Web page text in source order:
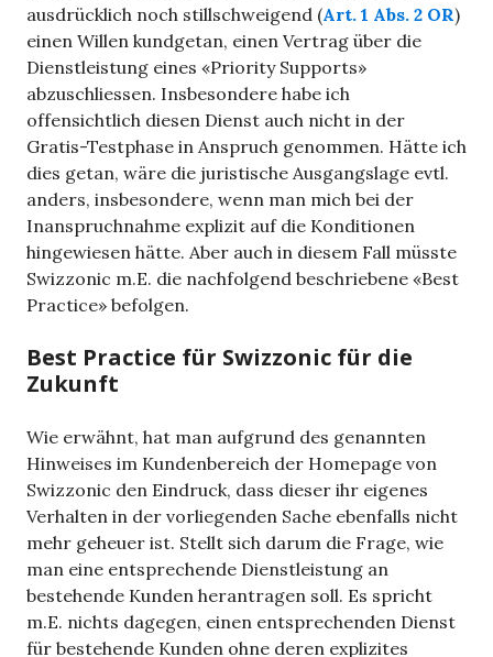
ausdrücklich noch stillschweigend (Art. 1 Abs. 2 OR)
einen Willen kundgetan, einen Vertrag über die
Dienstleistung eines «Priority Supports»
abzuschliessen. Insbesondere habe ich
offensichtlich diesen Dienst auch nicht in der
Gratis-Testphase in Anspruch genommen. Hätte ich
dies getan, wäre die juristische Ausgangslage evtl.
anders, insbesondere, wenn man mich bei der
Inanspruchnahme explizit auf die Konditionen
hingewiesen hätte. Aber auch in diesem Fall müsste
Swizzonic m.E. die nachfolgend beschriebene «Best
Practice» befolgen.
Best Practice für Swizzonic für die
Zukunft
Wie erwähnt, hat man aufgrund des genannten
Hinweises im Kundenbereich der Homepage von
Swizzonic den Eindruck, dass dieser ihr eigenes
Verhalten in der vorliegenden Sache ebenfalls nicht
mehr geheuer ist. Stellt sich darum die Frage, wie
man eine entsprechende Dienstleistung an
bestehende Kunden herantragen soll. Es spricht
m.E. nichts dagegen, einen entsprechenden Dienst
für bestehende Kunden ohne deren explizites